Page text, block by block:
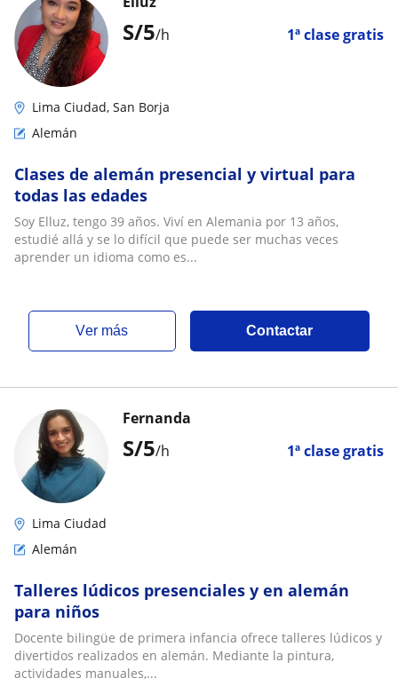
S/5/h 1ª clase gratis
Lima Ciudad, San Borja
Alemán
Clases de alemán presencial y virtual para
todas las edades
Soy Elluz, tengo 39 años. Viví en Alemania por 13 años,
estudié allá y se lo difícil que puede ser muchas veces
aprender un idioma como es...
ver más Contactar
S/5/h 1ª clase gratis
Fernanda
Lima Ciudad
Alemán
Talleres lúdicos presenciales y en alemán
para niños
Docente bilingüe de primera infancia ofrece talleres lúdicos y
divertidos realizados en alemán. Mediante la pintura,
actividades manuales,...